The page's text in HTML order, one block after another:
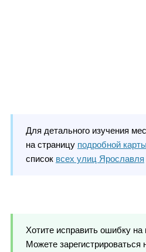
Для детального изучения
на страницу подробной
список всех улиц Ярославля
Хотите исправить ошибку на
Можете зарегистрироваться